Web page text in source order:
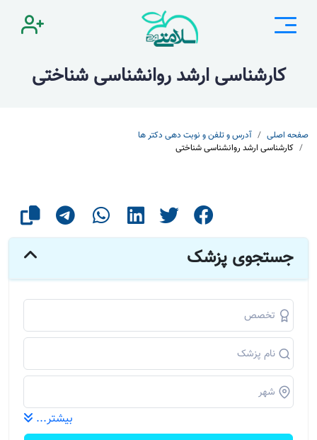
کارشناسی ارشد روانشناسی شناختی
صفحه اصلی
آدرس و تلفن و نوبت دهی دکتر ها
کارشناسی ارشد روانشناسی شناختی
جستجوی پزشک
بیشتر...